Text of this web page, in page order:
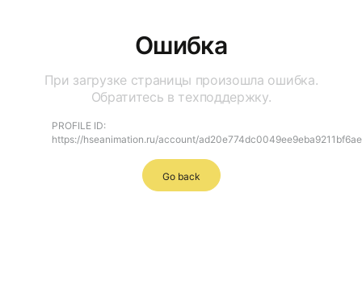
Ошибка
При загрузке страницы произошла ошибка.
Обратитесь в техподдержку.
PROFILE ID:
https://hseanimation.ru/account/
Go back